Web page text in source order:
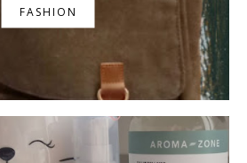
FASHION